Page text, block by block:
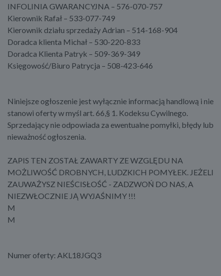
INFOLINIA GWARANCYJNA – 576-070-757
Kierownik Rafał – 533-077-749
Kierownik działu sprzedaży Adrian – 514-168-904
Doradca klienta Michał – 530-220-833
Doradca Klienta Patryk – 509-369-349
Księgowość/Biuro Patrycja – 508-423-646
Niniejsze ogłoszenie jest wyłącznie informacją handlową i nie
stanowi oferty w myśl art. 66,§ 1. Kodeksu Cywilnego.
Sprzedający nie odpowiada za ewentualne pomyłki, błędy lub
nieważność ogłoszenia.
ZAPIS TEN ZOSTAŁ ZAWARTY ZE WZGLĘDU NA
MOŻLIWOŚĆ DROBNYCH, LUDZKICH POMYŁEK. JEŻELI
ZAUWAŻYSZ NIEŚCISŁOŚĆ - ZADZWOŃ DO NAS, A
NIEZWŁOCZNIE JĄ WYJAŚNIMY !!!
M
M
Numer oferty: AKL18JGQ3